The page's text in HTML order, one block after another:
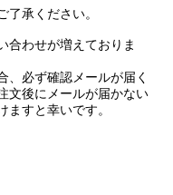
承ください。
合わせが増えておりま
、必ず確認メールが届く
文後にメールが届かない
すと幸いです。